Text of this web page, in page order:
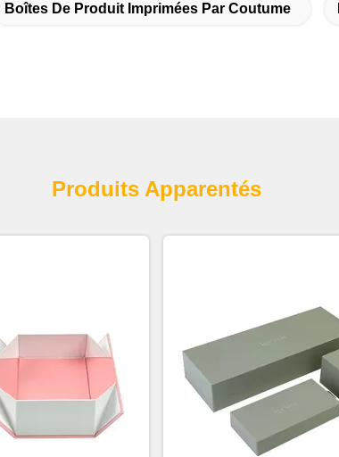
Boîtes De Produit Imprimées Par Coutume
Produits Apparentés